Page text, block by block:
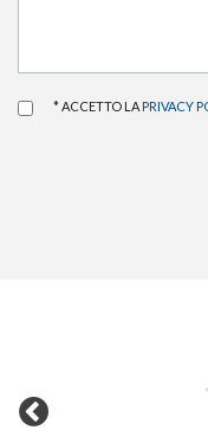
* ACCETTO LA PRIVACY